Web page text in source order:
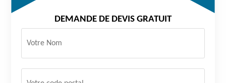
DEMANDE DE DEVIS GRATUIT